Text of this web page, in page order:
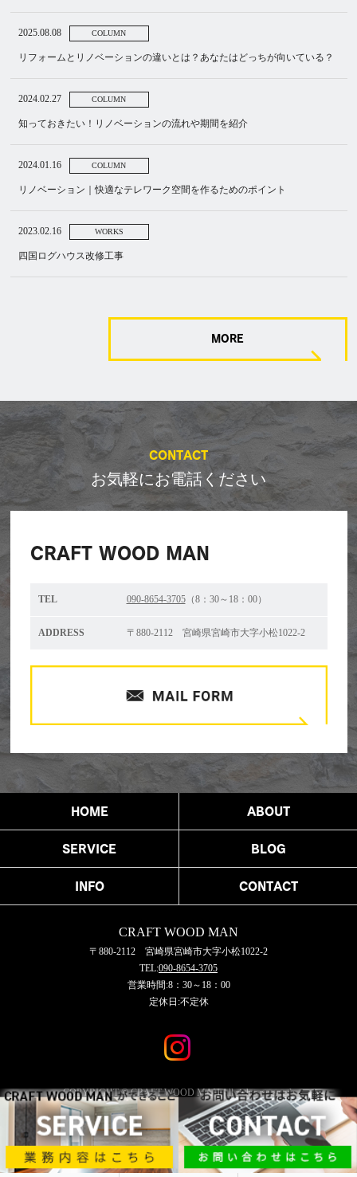
2025.08.08 COLUMN
リフォームとリノベーションの違いとは？あなたはどっちが向いている？
2024.02.27 COLUMN
知っておきたい！リノベーションの流れや期間を紹介
2024.01.16 COLUMN
リノベーション｜快適なテレワーク空間を作るためのポイント
2023.02.16 WORKS
四国ログハウス改修工事
MORE
CONTACT
お気軽にお電話ください
CRAFT WOOD MAN
TEL 090-8654-3705（8：30～18：00）
ADDRESS 〒880-2112 宮崎県宮崎市大字小松1022-2
HOME ABOUT
SERVICE BLOG
INFO CONTACT
CRAFT WOOD MAN
〒880-2112 宮崎県宮崎市大字小松1022-2
TEL:090-8654-3705
営業時間:8：30～18：00
定休日:不定休
COPYRIGHT © CRAFT WOOD MAN All rights reserved.